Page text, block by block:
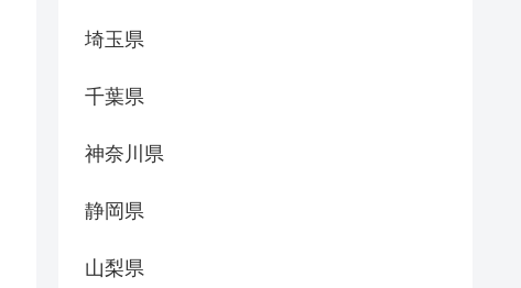
埼玉県
千葉県
神奈川県
静岡県
山梨県